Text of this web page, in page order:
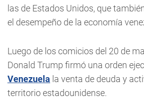
las de Estados Unidos, que
el desempeño de la economía
Luego de los comicios del 20 de
Donald Trump firmó una orden
Venezuela la venta de deuda y
territorio estadounidense.